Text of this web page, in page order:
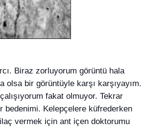
Biraz zorluyorum görüntü hala
bir görüntüyle karşı karşıyayım.
fakat olmuyor. Tekrar
bedenimi. Kelepçelere küfrederken
ilaç vermek için ant içen doktorumu